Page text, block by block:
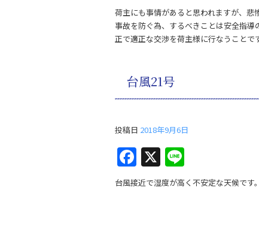
荷主にも事情があると思われますが、
事故を防ぐ為、するべきことは安全指
正で適正な交渉を荷主様に行なうことで
台風21号
投稿日 2018年9月6日
F
a
c
X
n
e
台風接近で湿度が高く不安定な天候です